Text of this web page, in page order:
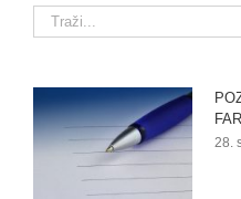
Traži...
28.